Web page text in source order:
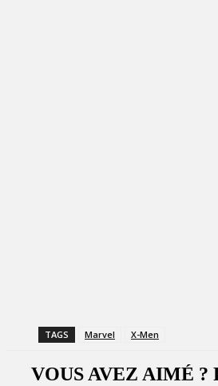
TAGS Marvel X-Men
VOUS AVEZ AIMÉ ?